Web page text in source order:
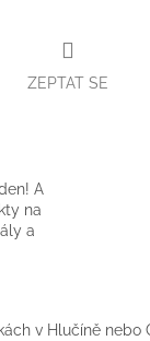
ZEPTAT SE
A
na
a
v Hlučíně nebo